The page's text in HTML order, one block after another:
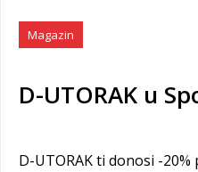
Magazin
D-UTORAK u
D-UTORAK ti donosi -20%